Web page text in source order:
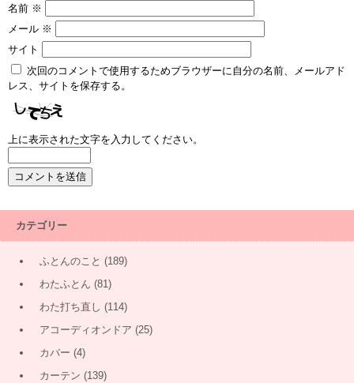
名前 ※
メール ※
サイト
次回のコメントで使用するためブラウザーに自分の名前、メールアド
レス、サイトを保存する。
上に表示された文字を入力してください。
カテゴリー
ふとんのこと (189)
わたふとん (81)
わた打ち直し (114)
アコーディオンドア (25)
カバー (4)
カーテン (139)